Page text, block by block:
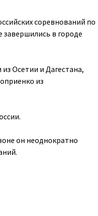
соревнований по
в городе
Осетии и Дагестана,
из
он неоднократно